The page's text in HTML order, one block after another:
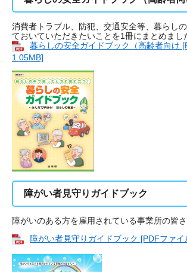
消費者トラブル、防犯、交通安全等、暮らし
ておいていただきたいことを1冊にまとめまし
暮らしの安全ガイドブック​​（高齢者向け
1.05MB]
障がい者見守りガイドブック
障がいのある方を雇用されている事業所の皆
障がい者見守りガイドブック [PDFファ